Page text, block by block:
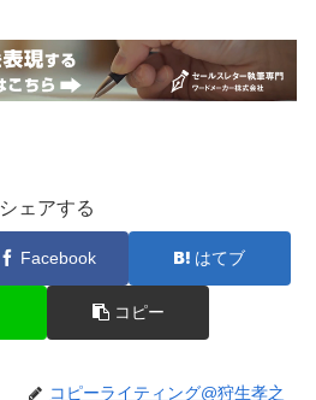
シェアする
Facebook はてブ
コピー
コピーライティング@狩生孝之